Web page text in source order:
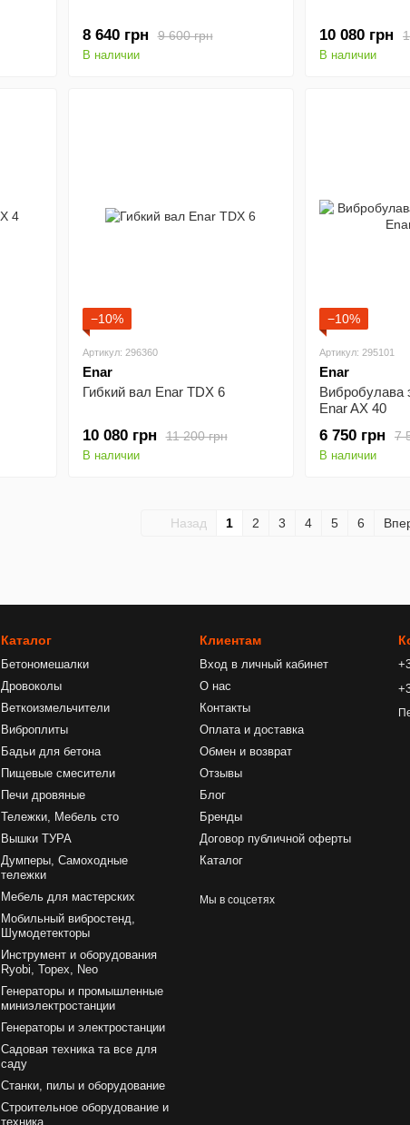
9 600 грн
8 640 грн
В наличии
10 080 грн
В наличии
−10%
Артикул: 296360
Enar
Гибкий вал Enar TDX 6
11 200 грн
10 080 грн
В наличии
−10%
Артикул: 295101
Enar
Вибробулава
Enar AX 40
7
6 750 грн
В наличии
Назад 1 2 3 4 5 6
Каталог
Бетономешалки
Дровоколы
Веткоизмельчители
Виброплиты
Бадьи для бетона
Пищевые смесители
Печи дровяные
Тележки, Мебель сто
Вышки ТУРА
Думперы, Самоходные
тележки
Мебель для мастерских
Мобильный вибростенд,
Шумодетекторы
Инструмент и оборудования
Ryobi, Topex, Neo
Генераторы и промышленные
миниэлектростанции
Генераторы и электростанции
Садовая техника та все для
саду
Станки, пилы и оборудование
Строительное оборудование и
техника
Клиентам
Вход в личный кабинет
О нас
Контакты
Оплата и доставка
Обмен и возврат
Отзывы
Блог
Бренды
Договор публичной оферты
Каталог
Мы в соцсетях